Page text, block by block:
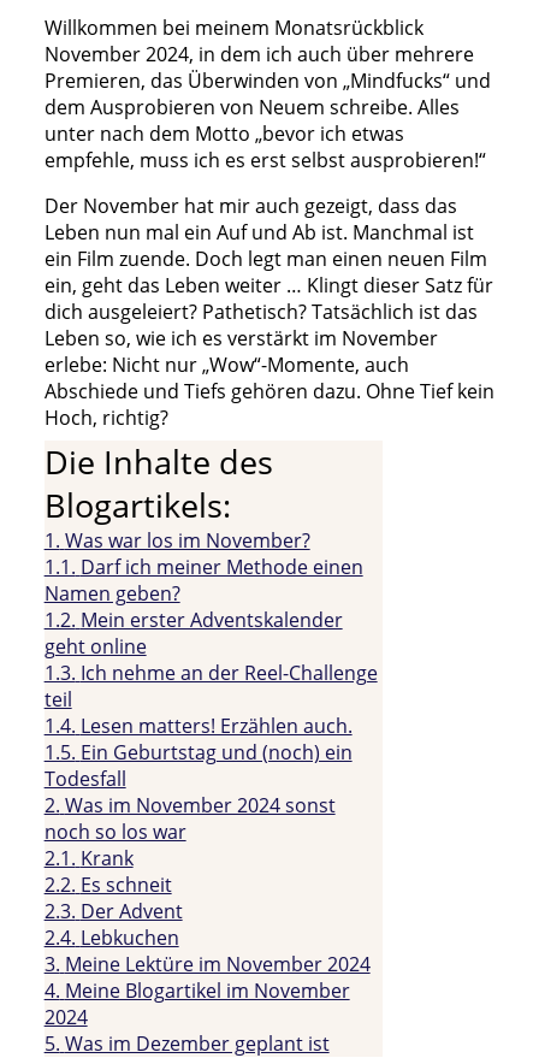
Willkommen bei meinem Monatsrückblick
November 2024, in dem ich auch über mehrere
Premieren, das Überwinden von „Mindfucks“ und
dem Ausprobieren von Neuem schreibe. Alles
unter nach dem Motto „bevor ich etwas
empfehle, muss ich es erst selbst ausprobieren!“
Der November hat mir auch gezeigt, dass das
Leben nun mal ein Auf und Ab ist. Manchmal ist
ein Film zuende. Doch legt man einen neuen Film
ein, geht das Leben weiter … Klingt dieser Satz für
dich ausgeleiert? Pathetisch? Tatsächlich ist das
Leben so, wie ich es verstärkt im November
erlebe: Nicht nur „Wow“-Momente, auch
Abschiede und Tiefs gehören dazu. Ohne Tief kein
Hoch, richtig?
Die Inhalte des
Blogartikels:
1. Was war los im November?
1.1. Darf ich meiner Methode einen
Namen geben?
1.2. Mein erster Adventskalender
geht online
1.3. Ich nehme an der Reel-Challenge
teil
1.4. Lesen matters! Erzählen auch.
1.5. Ein Geburtstag und (noch) ein
Todesfall
2. Was im November 2024 sonst
noch so los war
2.1. Krank
2.2. Es schneit
2.3. Der Advent
2.4. Lebkuchen
3. Meine Lektüre im November 2024
4. Meine Blogartikel im November
2024
5. Was im Dezember geplant ist